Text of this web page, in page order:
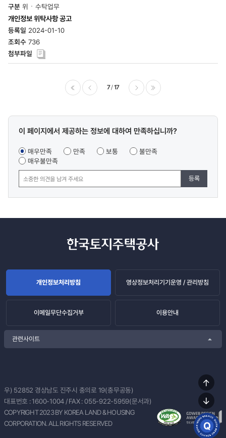
위ㆍ수탁업무
개인정보 위탁사항 공고
2024-01-10
736
7 17
콘텐츠
조사
이 페이지에서 제공하는 정보에 대하여 만족하십니까?
매우만족 만족 보통
불만족
매우불만족
등록
개인정보처리방침 영상정보처리기기운영 / 관리방침
이메일무단수집거부 이용안내
관련사이트
우) 52852 경상남도 진주시 충의로 19(충무공동)
대표번호 :1600-1004 / FAX : 055-922-5959(문서과)
COPYRIGHT 2023 BY KOREA LAND & HOUSING
CORPORATION. ALL RIGHTS RESERVED
상단
이동
하단
이동